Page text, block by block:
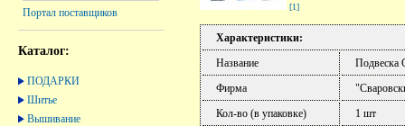
Портал поставщиков
Каталог:
ПОДАРКИ
Шитье
Вышивание
[1]
Характеристики:
Название
Подвеска
Фирма
Кол-во (в упаковке)
1 шт